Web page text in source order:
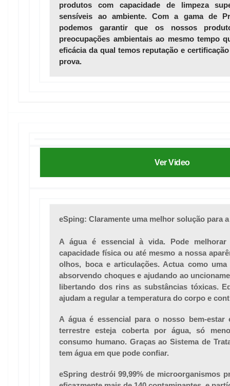
produtos com capacidade de limpeza
sensíveis ao ambiente. Com a gama de
podemos garantir que os nossos
preocupações ambientais ao mesmo tempo
eficácia da qual temos reputação e
prova.
Ver Video
eSping:Claramente uma melhor solução para
A água é essencial à vida. Pode
capacidade física ou até mesmo a nossa
olhos, boca e articulações. Actua como
absorvendo choques e ajudando ao
libertando dos rins as substâncias tóxicas.
ajudam a regular a temperatura do corpo e
A água é essencial para o nosso bem-estar
terrestre esteja coberta por água, só
consumo humano. Graças ao Sistema de
tem água em que pode confiar.
eSpring destrói 99,99% de microorganismos